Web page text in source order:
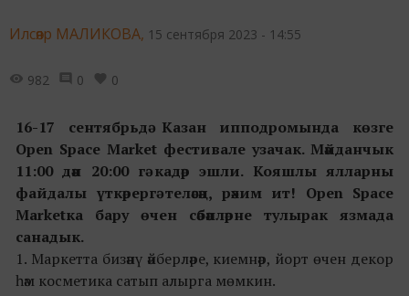
Илсөяр МАЛИКОВА, 15 сентября 2023 - 14:55
982 0 0
16-17 сентябрьдә Казан ипподромында көзге
Open Space Market фестивале узачак. Мәйданчык
11:00 дән 20:00 гә кадәр эшли. Кояшлы ялларны
файдалы үткәрергә теләсәң, рәхим ит! Open Space
Marketка бару өчен сәбәпләрне тулырак язмада
санадык.
1. Маркетта бизәнү әйберләре, киемнәр, йорт өчен декор
һәм косметика сатып алырга мөмкин.